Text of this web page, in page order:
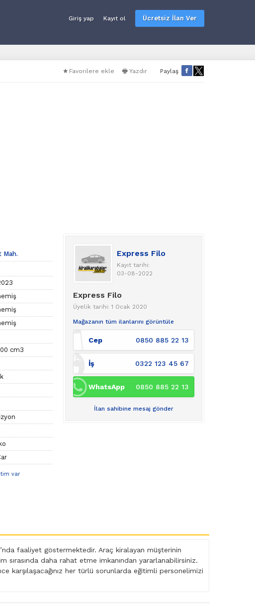
Giriş yap Kayıt ol Ücretsiz İlan Ver
Favorilere ekle Yazdır Paylaş
Mah.
cm3
var
Express Filo
Kayıt tarihi:
03-08-2022
Express Filo
Üyelik tarihi: 1 Ocak 2020
Mağazanın tüm ilanlarını görüntüle
Cep 0850 885 22 13
İş 0322 123 45 67
WhatsApp 0850 885 22 13
İlan sahibine mesaj gönder
faaliyet göstermektedir. Araç kiralayan müşterinin
daha rahat etme imkanından yararlanabilirsiniz.
karşılaşacağınız her türlü sorunlarda eğitimli personelimizi